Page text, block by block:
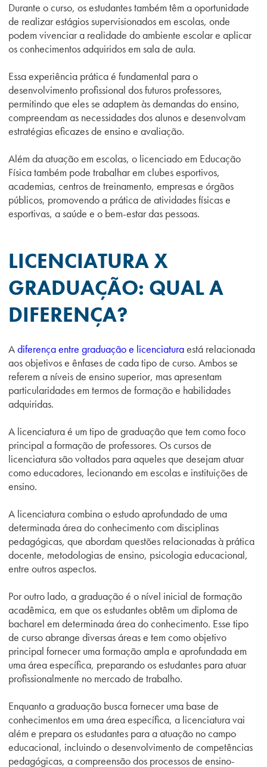
Durante o curso, os estudantes também têm a oportunidade
de realizar estágios supervisionados em escolas, onde
podem vivenciar a realidade do ambiente escolar e aplicar
os conhecimentos adquiridos em sala de aula.
Essa experiência prática é fundamental para o
desenvolvimento profissional dos futuros professores,
permitindo que eles se adaptem às demandas do ensino,
compreendam as necessidades dos alunos e desenvolvam
estratégias eficazes de ensino e avaliação.
Além da atuação em escolas, o licenciado em Educação
Física também pode trabalhar em clubes esportivos,
academias, centros de treinamento, empresas e órgãos
públicos, promovendo a prática de atividades físicas e
esportivas, a saúde e o bem-estar das pessoas.
LICENCIATURA X
GRADUAÇÃO: QUAL A
DIFERENÇA?
Adiferença entre graduação e licenciaturaestá relacionada
aos objetivos e ênfases de cada tipo de curso. Ambos se
referem a níveis de ensino superior, mas apresentam
particularidades em termos de formação e habilidades
adquiridas.
A licenciatura é um tipo de graduação que tem como foco
principal a formação de professores. Os cursos de
licenciatura são voltados para aqueles que desejam atuar
como educadores, lecionando em escolas e instituições de
ensino.
A licenciatura combina o estudo aprofundado de uma
determinada área do conhecimento com disciplinas
pedagógicas, que abordam questões relacionadas à prática
docente, metodologias de ensino, psicologia educacional,
entre outros aspectos.
Por outro lado, a graduação é o nível inicial de formação
acadêmica, em que os estudantes obtêm um diploma de
bacharel em determinada área do conhecimento. Esse tipo
de curso abrange diversas áreas e tem como objetivo
principal fornecer uma formação ampla e aprofundada em
uma área específica, preparando os estudantes para atuar
profissionalmente no mercado de trabalho.
Enquanto a graduação busca fornecer uma base de
conhecimentos em uma área específica, a licenciatura vai
além e prepara os estudantes para a atuação no campo
educacional, incluindo o desenvolvimento de competências
pedagógicas, a compreensão dos processos de ensino-